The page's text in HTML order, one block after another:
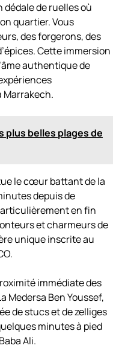
dédale de ruelles où
quartier. Vous
des forgerons, des
Cette immersion
authentique de
Marrakech.
plus belles plages de
le cœur battant de la
depuis de
en fin
et charmeurs de
unique inscrite au
immédiate des
Medersa Ben Youssef,
de stucs et de zelliges
minutes à pied
Ali.